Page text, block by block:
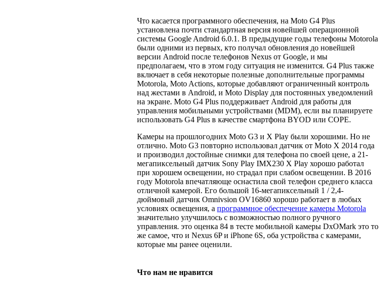
Что касается программного обеспечения, на Moto G4 Plus
установлена ​​почти стандартная версия новейшей операционной
системы Google Android 6.0.1. В предыдущие годы телефоны Motorola
были одними из первых, кто получал обновления до новейшей
версии Android после телефонов Nexus от Google, и мы
предполагаем, что в этом году ситуация не изменится. G4 Plus также
включает в себя некоторые полезные дополнительные программы
Motorola, Moto Actions, которые добавляют ограниченный контроль
над жестами в Android, и Moto Display для постоянных уведомлений
на экране. Moto G4 Plus поддерживает Android для работы для
управления мобильными устройствами (MDM), если вы планируете
использовать G4 Plus в качестве смартфона BYOD или COPE.
Камеры на прошлогодних Moto G3 и X Play были хорошими. Но не
отлично. Moto G3 повторно использовал датчик от Moto X 2014 года
и производил достойные снимки для телефона по своей цене, а 21-
мегапиксельный датчик Sony Play IMX230 X Play хорошо работал
при хорошем освещении, но страдал при слабом освещении. В 2016
году Motorola впечатляюще оснастила свой телефон среднего класса
отличной камерой. Его большой 16-мегапиксельный 1 / 2,4-
дюймовый датчик Omnivsion OV16860 хорошо работает в любых
условиях освещения, а программное обеспечение камеры Motorola
значительно улучшилось с возможностью полного ручного
управления. это оценка 84 в тесте мобильной камеры DxOMark это то
же самое, что и Nexus 6P и iPhone 6S, оба устройства с камерами,
которые мы ранее оценили.
Что нам не нравится